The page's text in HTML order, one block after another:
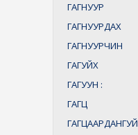
ГАГНУУР
ГАГНУУРДАХ
ГАГНУУРЧИН
ГАГУЙХ
ГАГУУН :
ГАГЦ
ГАГЦААРДАНГУЙ